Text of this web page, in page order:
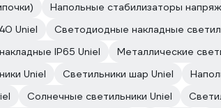
Напольные стабилизаторы
Uniel
Светодиодные накладные
IP65 Uniel
Металлические
Uniel Светильники шар Uniel
Солнечные светильники Uniel